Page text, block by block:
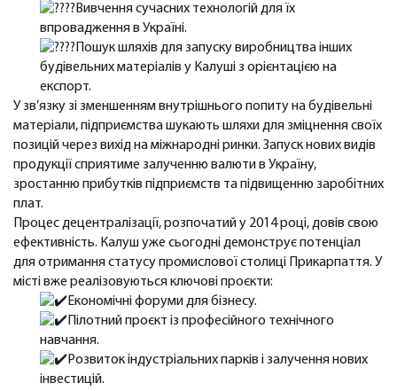
Вивчення сучасних технологій для їх
впровадження в Україні.
Пошук шляхів для запуску виробництва інших
будівельних матеріалів у Калуші з орієнтацією на
експорт.
У зв’язку зі зменшенням внутрішнього попиту на будівельні
матеріали, підприємства шукають шляхи для зміцнення своїх
позицій через вихід на міжнародні ринки. Запуск нових видів
продукції сприятиме залученню валюти в Україну,
зростанню прибутків підприємств та підвищенню заробітних
плат.
Процес децентралізації, розпочатий у 2014 році, довів свою
ефективність. Калуш уже сьогодні демонструє потенціал
для отримання статусу промислової столиці Прикарпаття. У
місті вже реалізовуються ключові проєкти:
Економічні форуми для бізнесу.
Пілотний проєкт із професійного технічного
навчання.
Розвиток індустріальних парків і залучення нових
інвестицій.